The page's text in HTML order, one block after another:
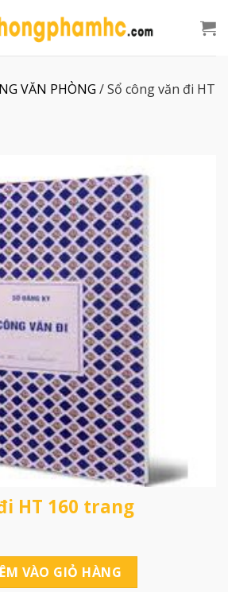
VĂN PHÒNG /Sổ công văn đi HT
HT 160 trang
trang số lượng
VÀO GIỎ HÀNG